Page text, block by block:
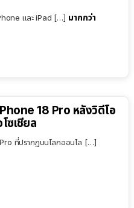
และ iPad […] มากกว่า
18 Pro หลังวิดีโอ
ซเชียล
ที่ปรากฏบนโลกออนไล […]